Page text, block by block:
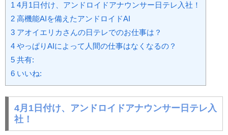
1 4月1日付け、アンドロイドアナウンサー日テレ入社！
2 高機能AIを備えたアンドロイドAI
3 アオイエリカさんの日テレでのお仕事は？
4 やっぱりAIによって人間の仕事はなくなるの？
5 共有:
6 いいね:
4月1日付け、アンドロイドアナウンサー日テレ入
社！